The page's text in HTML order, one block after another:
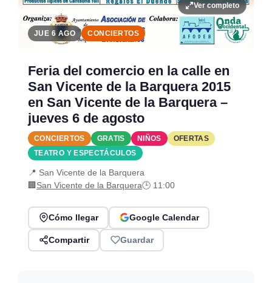
Ver completo
JUE 6 AGO CONCIERTOS
Feria del comercio en la calle en
San Vicente de la Barquera 2015
en San Vicente de la Barquera –
jueves 6 de agosto
CONCIERTOS GRATIS NIÑOS
OFERTAS
TEATRO Y ESPECTÁCULOS
📍 San Vicente de la Barquera
🏢 San Vicente de la Barquera🕒 11:00
Cómo llegar Google Calendar
Compartir Guardar